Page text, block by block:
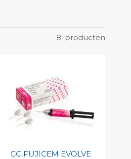
8 producten
GC FUJICEM EVOLVE